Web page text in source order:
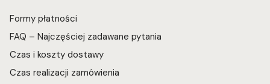
Formy płatności
FAQ – Najczęściej zadawane pytania
Czas i koszty dostawy
Czas realizacji zamówienia